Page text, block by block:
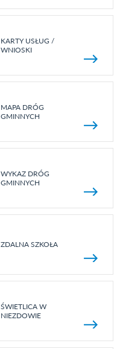
KARTY USŁUG /
WNIOSKI
MAPA DRÓG
GMINNYCH
WYKAZ DRÓG
GMINNYCH
ZDALNA SZKOŁA
ŚWIETLICA W
NIEZDOWIE